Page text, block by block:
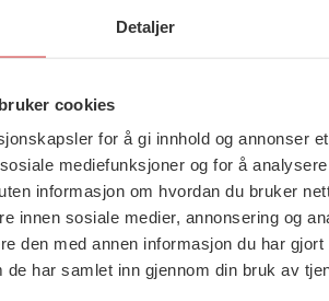
Detaljer
cookies
for å gi innhold og annonser
mediefunksjoner og for å
informasjon om hvordan du bruker
innen sosiale medier, annonsering og
den med annen informasjon du har gjort
de har samlet inn gjennom din bruk av
Er du berørt av brannen i
Drammen?
Møt Anneli i yrkesetisk råd